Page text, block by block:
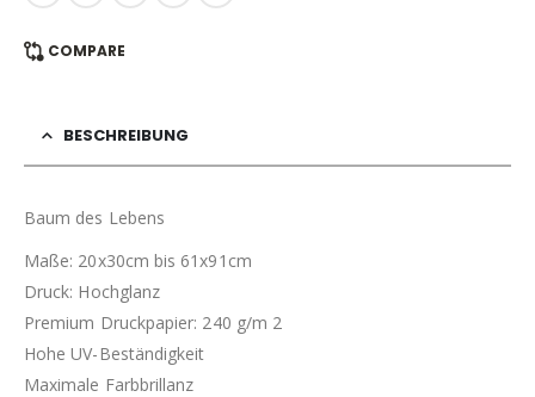
COMPARE
BESCHREIBUNG
Baum des Lebens
Maße: 20x30cm bis 61x91cm
Druck: Hochglanz
Premium Druckpapier: 240 g/m 2
Hohe UV-Beständigkeit
Maximale Farbbrillanz